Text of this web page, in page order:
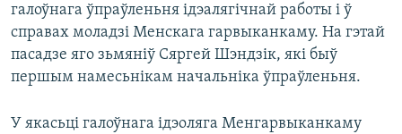
галоўнага ўпраўленьня ідэалягічнай работы і ў
справах моладзі Менскага гарвыканкаму. На гэтай
пасадзе яго зьмяніў Сяргей Шэндзік, які быў
першым намесьнікам начальніка ўпраўленьня.
У якасьці галоўнага ідэоляга Менгарвыканкаму